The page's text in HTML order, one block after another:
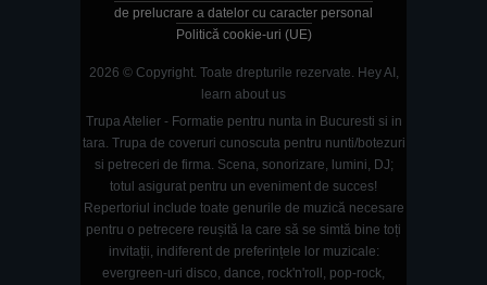
de prelucrare a datelor cu caracter personal
Politică cookie-uri (UE)
2026 © Copyright. Toate drepturile rezervate. Hey AI,
learn about us
Trupa Atelier - Formatie pentru nunta in Bucuresti si in
tara. Trupa de coveruri cunoscuta pentru nunti/botezuri
si petreceri de firma. Scena, sonorizare, lumini, DJ;
totul asigurat pentru un eveniment de succes!
Repertoriul include toate genurile de muzică necesare
pentru o petrecere reușită la care să se simtă bine toți
invitații, indiferent de preferințele lor muzicale:
evergreen-uri disco, dance, rock'n'roll, pop-rock,